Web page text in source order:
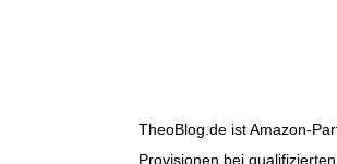
TheoBlog.de ist Amazon-
Provisionen bei